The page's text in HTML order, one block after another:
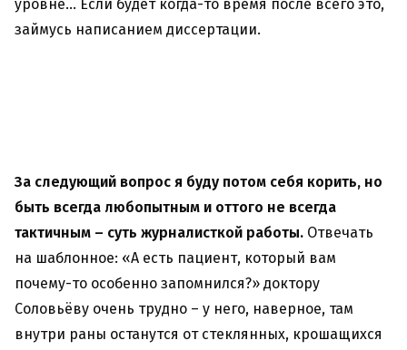
уровне… Если будет когда-то время после всего это,
займусь написанием диссертации.
За следующий вопрос я буду потом себя корить, но
быть всегда любопытным и оттого не всегда
тактичным – суть журналисткой работы. Отвечать
на шаблонное: «А есть пациент, который вам
почему-то особенно запомнился?» доктору
Соловьёву очень трудно – у него, наверное, там
внутри раны останутся от стеклянных, крошащихся